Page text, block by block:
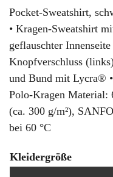
Pocket-Sweatshirt,
• Kragen-Sweatshirt
geflauschter
Knopfverschluss
und Bund mit Lycra®
Polo-Kragen Material:
(ca. 300 g/m²),
bei 60 °C
Kleidergröße